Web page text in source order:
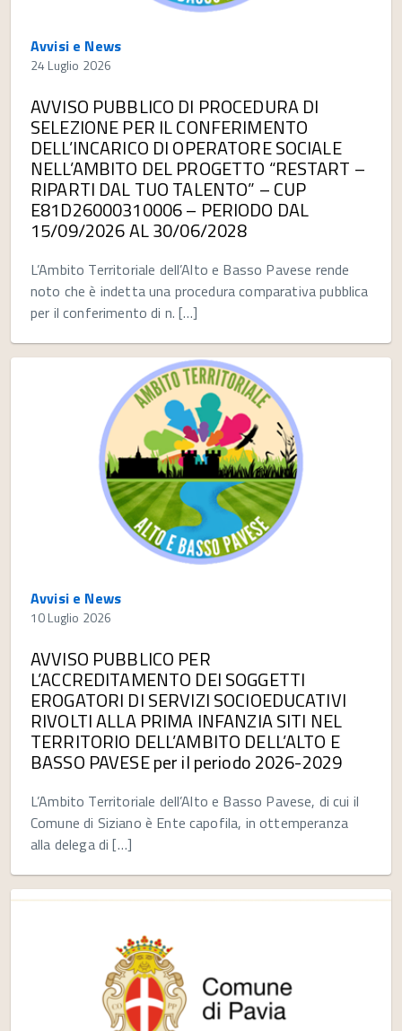
Avvisi e News
24 Luglio 2026
AVVISO PUBBLICO DI PROCEDURA DI
SELEZIONE PER IL CONFERIMENTO
DELL’INCARICO DI OPERATORE SOCIALE
NELL’AMBITO DEL PROGETTO “RESTART –
RIPARTI DAL TUO TALENTO” – CUP
E81D26000310006 – PERIODO DAL
15/09/2026 AL 30/06/2028
L’Ambito Territoriale dell’Alto e Basso Pavese rende
noto che è indetta una procedura comparativa pubblica
per il conferimento di n. […]
Avvisi e News
10 Luglio 2026
AVVISO PUBBLICO PER
L’ACCREDITAMENTO DEI SOGGETTI
EROGATORI DI SERVIZI SOCIOEDUCATIVI
RIVOLTI ALLA PRIMA INFANZIA SITI NEL
TERRITORIO DELL’AMBITO DELL’ALTO E
BASSO PAVESE per il periodo 2026-2029
L’Ambito Territoriale dell’Alto e Basso Pavese, di cui il
Comune di Siziano è Ente capofila, in ottemperanza
alla delega di […]